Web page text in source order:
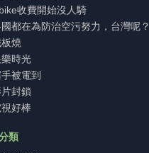
收費開始沒人騎
都在為防治空污努力，台灣呢？
燒
時光
被電到
封鎖
好棒
類